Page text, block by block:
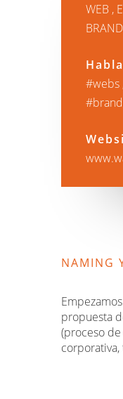
WEB
webs
NAMING
propuesta
(proceso
corporativa,